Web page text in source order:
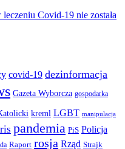
Covid-19 nie została
covid-19 dezinformacja
Gazeta Wyborcza gospodarka
kreml LGBT manipulacja
pandemia PiS Policja
Raport rosja Rząd Strajk